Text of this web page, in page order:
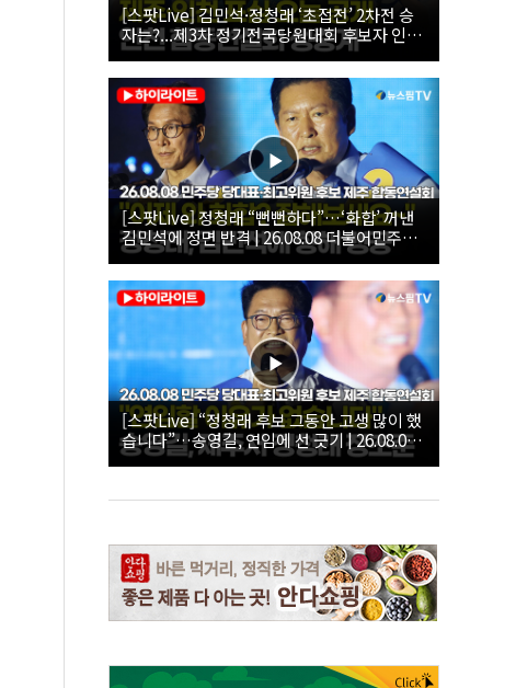
[스팟Live] 김민석·정청래 ‘초접전’ 2차전 승
자는?...제3차 정기전국당원대회 후보자 인천
합동연설회 생중계 | 26.08.08
[스팟Live] 정청래 “뻔뻔하다”…‘화합’ 꺼낸
김민석에 정면 반격 | 26.08.08 더불어민주당
당대표·최고위원 후보 제주 합동연설회
[스팟Live] “정청래 후보 그동안 고생 많이 했
습니다”…송영길, 연임에 선 긋기 | 26.08.08
더불어민주당 당대표·최고위원 후보 제주 합